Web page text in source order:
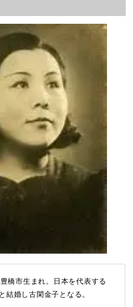
橋市生まれ。日本を代表する
結婚し古閑金子となる。